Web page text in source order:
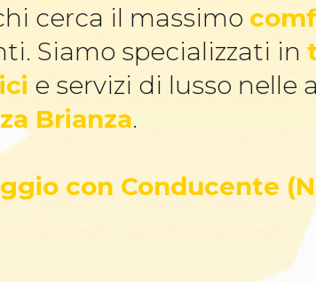
cerca il massimo
Siamo specializzati in
e servizi di lusso nelle
Brianza.
con Conducente